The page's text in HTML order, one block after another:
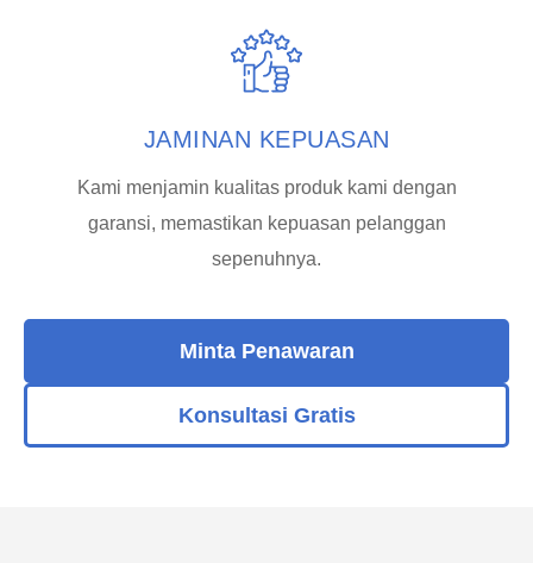
JAMINAN KEPUASAN
Kami menjamin kualitas produk kami dengan
garansi, memastikan kepuasan pelanggan
sepenuhnya.
Minta Penawaran
Konsultasi Gratis